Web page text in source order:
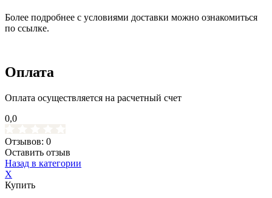
Более подробнее с условиями доставки можно ознакомиться
по ссылке.
Оплата
Оплата осуществляется на расчетный счет
0,0
Отзывов: 0
Оставить отзыв
Назад в категории
X
Купить